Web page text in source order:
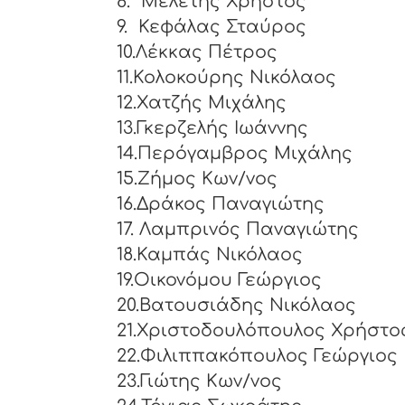
9.
Κεφάλας Σταύρος
10.Λέκκας Πέτρος
11.Κολοκούρης Νικόλαος
12.Χατζής Μιχάλης
13.Γκερζελής Ιωάννης
14.Περόγαμβρος Μιχάλης
15.Ζήμος Κων/νος
16.Δράκος Παναγιώτης
17. Λαμπρινός Παναγιώτης
18.Καμπάς Νικόλαος
19.Οικονόμου Γεώργιος
20.Βατουσιάδης Νικόλαος
21.Χριστοδουλόπουλος
22.Φιλιππακόπουλος Γεώργιος
23.Γιώτης Κων/νος